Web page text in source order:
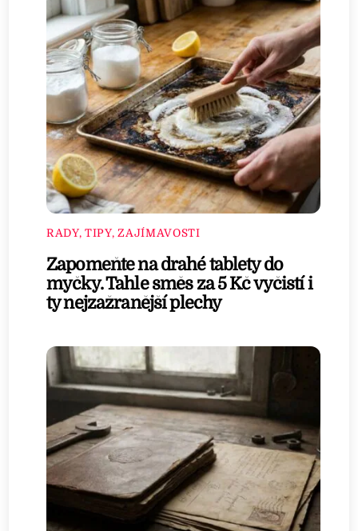
RADY, TIPY, ZAJÍMAVOSTI
Zapomeňte na drahé tablety do
myčky. Tahle směs za 5 Kč vyčistí i
ty nejzažranější plechy